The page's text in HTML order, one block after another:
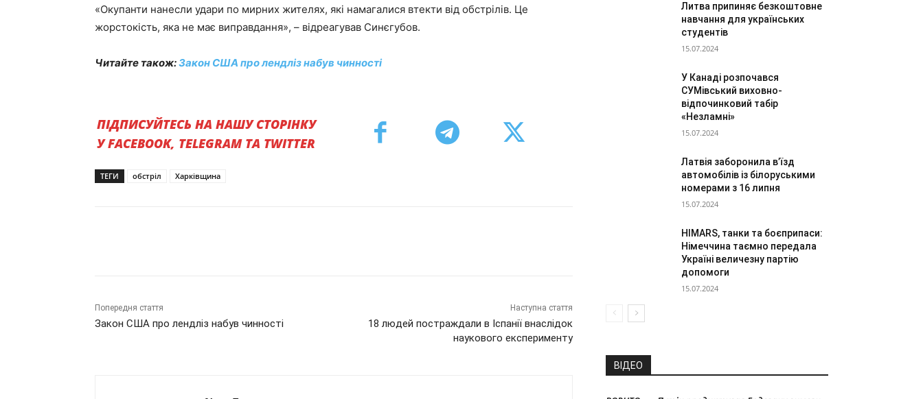
«Окупанти нанесли удари по мирних жителях, які намагалися втекти від обстрілів. Це
жорстокість, яка не має виправдання», – відреагував Синєгубов.
Читайте також:Закон США про лендліз набув чинності
ПІДПИСУЙТЕСЬ НА НАШУ СТОРІНКУ
У FACEBOOK, TELEGRAM ТА TWITTER
ТЕГИ обстріл Харківщина
Попередня стаття
Закон США про лендліз набув чинності
Наступна стаття
18 людей постраждали в Іспанії внаслідок
наукового експерименту
Литва припиняє безкоштовне
навчання для українських
студентів
15.07.2024
У Канаді розпочався
СУМівський виховно-
відпочинковий табір
«Незламні»
15.07.2024
Латвія заборонила в’їзд
автомобілів із білоруськими
номерами з 16 липня
15.07.2024
HIMARS, танки та боєприпаси:
Німеччина таємно передала
Україні величезну партію
допомоги
15.07.2024
ВІДЕО